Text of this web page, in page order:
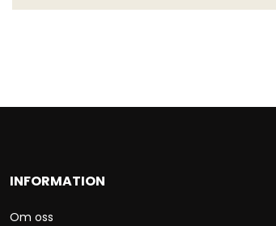
INFORMATION
Om oss